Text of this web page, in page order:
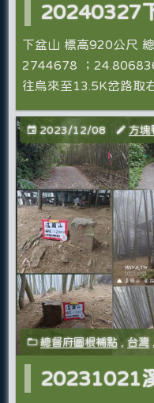
20240327
下盆山 標高920公尺
2744678 ；
往烏來至13.5K岔路取
2023/12/08 方塊
總督府圖根補點 ,台灣
20231021